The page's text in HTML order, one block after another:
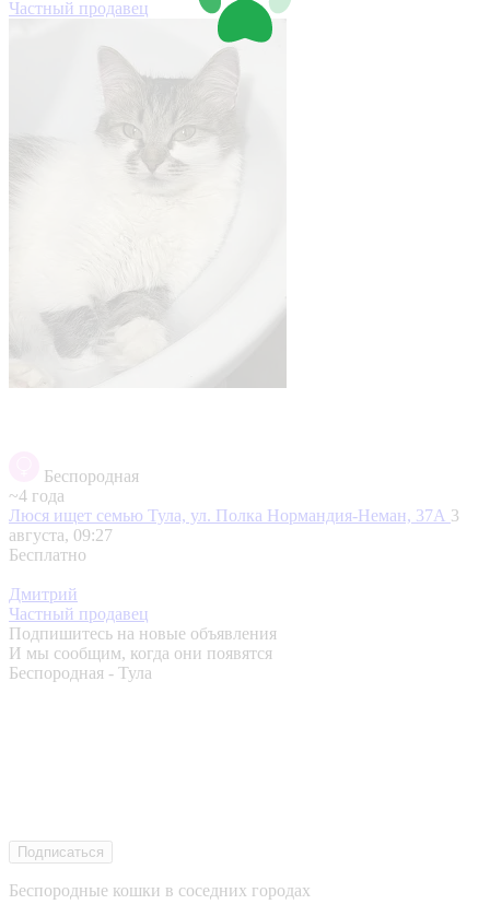
Частный продавец
Беспородная
~4 года
Люся ищет семью Тула, ул. Полка Нормандия-Неман, 37А 3
августа, 09:27
Бесплатно
Дмитрий
Частный продавец
Подпишитесь на новые объявления
И мы сообщим, когда они появятся
Беспородная - Тула
Подписаться
Беспородные кошки в соседних городах